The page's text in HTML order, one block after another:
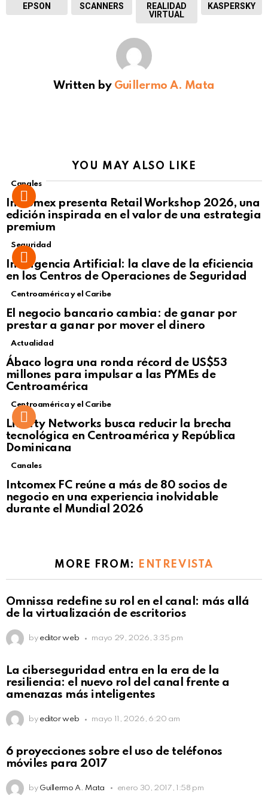
EPSON SCANNERS
REALIDAD
VIRTUAL
KASPERSKY
Written by Guillermo A. Mata
YOU MAY ALSO LIKE
Canales
Intcomex presenta Retail Workshop 2026, una
edición inspirada en el valor de una estrategia
premium
Seguridad
Inteligencia Artificial: la clave de la eficiencia
en los Centros de Operaciones de Seguridad
Centroamérica y el Caribe
El negocio bancario cambia: de ganar por
prestar a ganar por mover el dinero
Not Safe For Work
Click to view this post
Actualidad
Ábaco logra una ronda récord de US$53
millones para impulsar a las PYMEs de
Centroamérica
Centroamérica y el Caribe
Liberty Networks busca reducir la brecha
tecnológica en Centroamérica y República
Dominicana
Canales
Intcomex FC reúne a más de 80 socios de
negocio en una experiencia inolvidable
durante el Mundial 2026
MORE FROM: ENTREVISTA
Omnissa redefine su rol en el canal: más allá
de la virtualización de escritorios
by editor web mayo 29, 2026, 3:35 pm
La ciberseguridad entra en la era de la
resiliencia: el nuevo rol del canal frente a
amenazas más inteligentes
by editor web mayo 11, 2026, 6:20 am
6 proyecciones sobre el uso de teléfonos
móviles para 2017
by Guillermo A. Mata enero 30, 2017, 1:58 pm